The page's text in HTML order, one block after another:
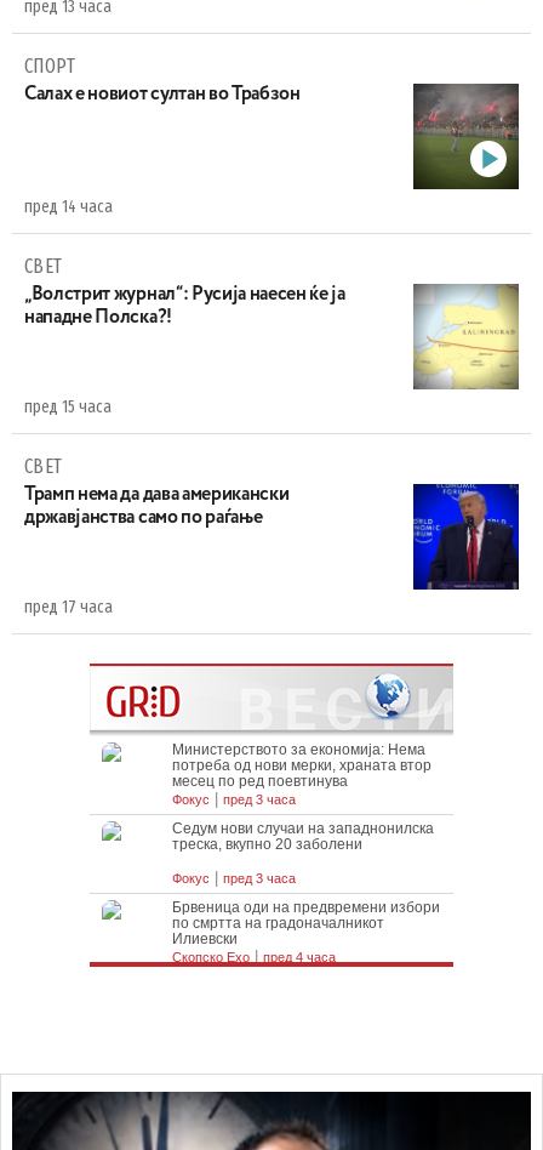
пред 13 часа
СПОРТ
Салах е новиот султан во Трабзон
пред 14 часа
СВЕТ
„Волстрит журнал“: Русија наесен ќе ја
нападне Полска?!
пред 15 часа
СВЕТ
Трамп нема да дава американски
државјанства само по раѓање
пред 17 часа